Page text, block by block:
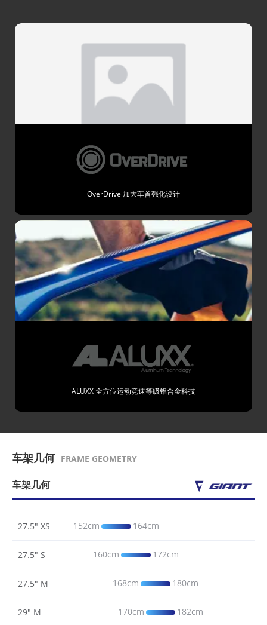
OverDrive 加大车首强化设计
ALUXX 全方位运动竞速等级铝合金科技
车架几何 FRAME GEOMETRY
车架几何
27.5" XS 152cm 164cm
27.5" S 160cm 172cm
27.5" M 168cm 180cm
29" M 170cm 182cm